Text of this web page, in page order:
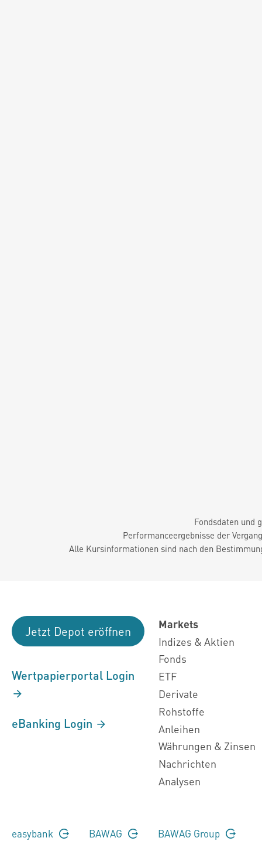
Fondsdaten und
Performanceergebnisse der
Alle Kursinformationen sind nach den
Jetzt Depot eröffnen
Wertpapierportal Login
eBanking Login
Markets
Indizes & Aktien
Fonds
ETF
Derivate
Rohstoffe
Anleihen
Währungen & Zinsen
Nachrichten
Analysen
easybank BAWAG BAWAG Group